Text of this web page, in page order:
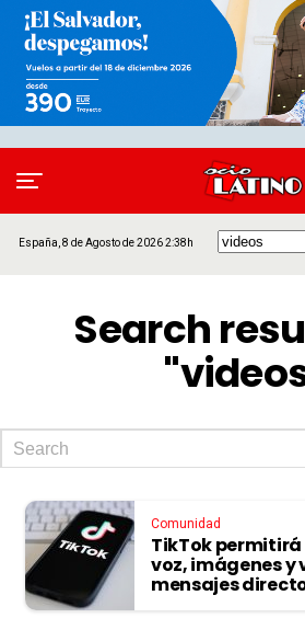
España, 8 de Agosto de 2026 2:38h
Search
Comunidad
TikTok
voz, imágenes y
mensajes